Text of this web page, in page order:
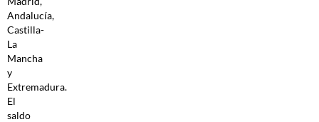
Andalucía,
Castilla-
La
Mancha
y
Extremadura.
El
saldo